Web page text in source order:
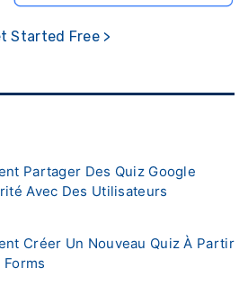
Started Free >
Partager Des Quiz Google
Avec Des Utilisateurs
Créer Un Nouveau Quiz À Partir